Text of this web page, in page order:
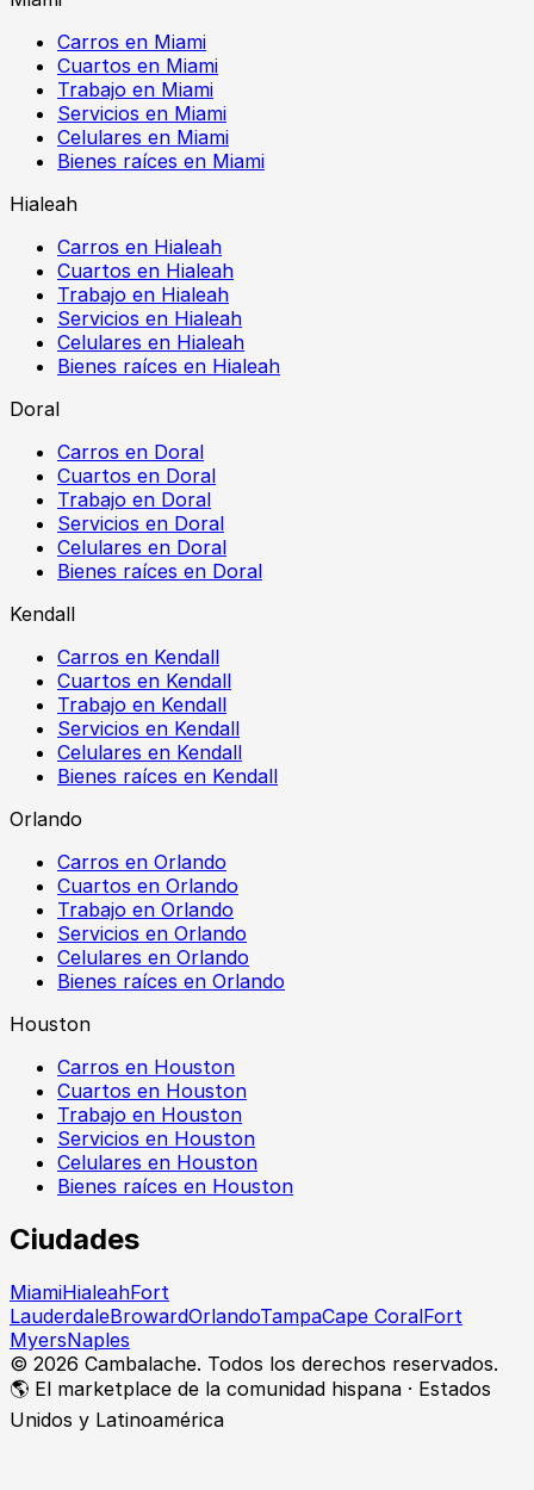
Carros en Miami
Cuartos en Miami
Trabajo en Miami
Servicios en Miami
Celulares en Miami
Bienes raíces en Miami
Hialeah
Carros en Hialeah
Cuartos en Hialeah
Trabajo en Hialeah
Servicios en Hialeah
Celulares en Hialeah
Bienes raíces en Hialeah
Doral
Carros en Doral
Cuartos en Doral
Trabajo en Doral
Servicios en Doral
Celulares en Doral
Bienes raíces en Doral
Kendall
Carros en Kendall
Cuartos en Kendall
Trabajo en Kendall
Servicios en Kendall
Celulares en Kendall
Bienes raíces en Kendall
Orlando
Carros en Orlando
Cuartos en Orlando
Trabajo en Orlando
Servicios en Orlando
Celulares en Orlando
Bienes raíces en Orlando
Houston
Carros en Houston
Cuartos en Houston
Trabajo en Houston
Servicios en Houston
Celulares en Houston
Bienes raíces en Houston
Ciudades
MiamiHialeahFort
LauderdaleBrowardOrlandoTampaCape CoralFort
MyersNaples
© 2026 Cambalache. Todos los derechos reservados.
🌎 El marketplace de la comunidad hispana · Estados
Unidos y Latinoamérica